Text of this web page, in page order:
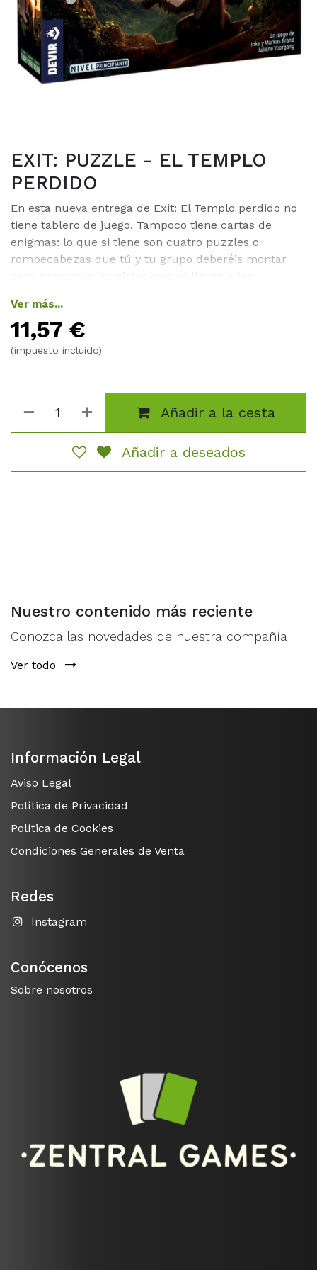
EXIT: PUZZLE - EL TEMPLO
PERDIDO
En esta nueva entrega de Exit: El Templo perdido no
tiene tablero de juego. Tampoco tiene cartas de
enigmas: lo que si tiene son cuatro puzzles o
rompecabezas que tú y tu grupo deberéis montar
expedición deberéis colaborar para resolver los
acertijos mientras evitáis a los buscadores de tesoros
que os quieren adelantar.
Ver más...
11,57 €
(impuesto incluido)
Añadir a la cesta
Añadir a deseados
Nuestro contenido más reciente
Conozca las novedades de nuestra compañía
Ver todo
Información Legal
Aviso Legal
Política de Privacidad
Política de Cookies
Condiciones Generales de Venta
Redes
Instagram
Conócenos
Sobre nosotros